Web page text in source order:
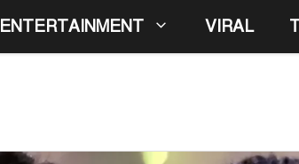
ENTERTAINMENT VIRAL